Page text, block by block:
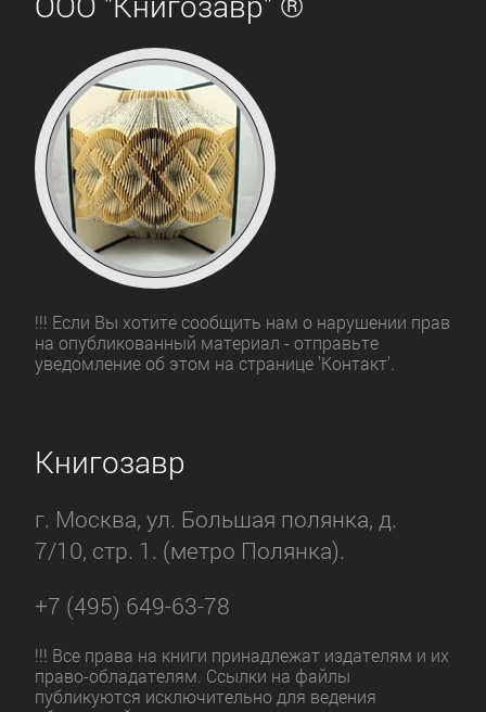
!!! Если Вы хотите сообщить нам о нарушении прав
на опубликованный материал - отправьте
уведомление об этом на странице 'Контакт'.
Книгозавр
г. Москва, ул. Большая полянка, д.
7/10, стр. 1. (метро Полянка).
+7 (495) 649-63-78
!!! Все права на книги принадлежат издателям и их
право-обладателям. Ссылки на файлы
публикуются исключительно для ведения